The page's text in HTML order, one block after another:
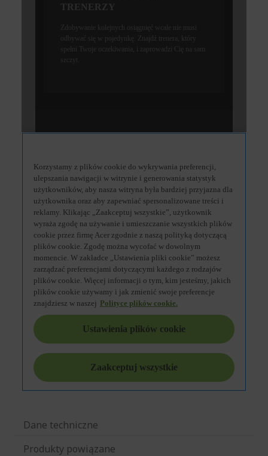
Dane techniczne
Produkty powiązane